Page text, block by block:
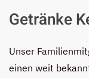
Getränke
Unser
einen weit